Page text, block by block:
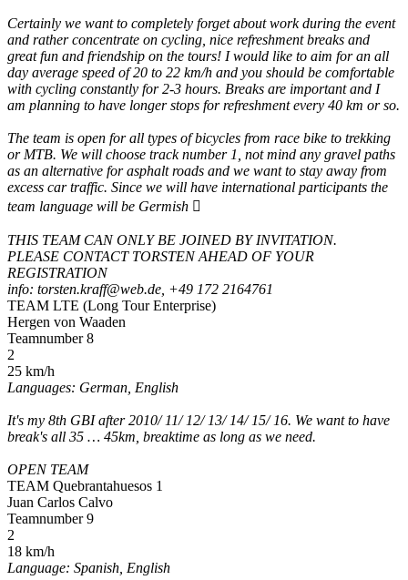
Certainly we want to completely forget about work during the event
and rather concentrate on cycling, nice refreshment breaks and
great fun and friendship on the tours! I would like to aim for an all
day average speed of 20 to 22 km/h and you should be comfortable
with cycling constantly for 2-3 hours. Breaks are important and I
am planning to have longer stops for refreshment every 40 km or so.
The team is open for all types of bicycles from race bike to trekking
or MTB. We will choose track number 1, not mind any gravel paths
as an alternative for asphalt roads and we want to stay away from
excess car traffic. Since we will have international participants the
team language will be Germish 
THIS TEAM CAN ONLY BE JOINED BY INVITATION.
PLEASE CONTACT TORSTEN AHEAD OF YOUR
REGISTRATION
info: torsten.kraff@web.de, +49 172 2164761
TEAM LTE (Long Tour Enterprise)
Hergen von Waaden
Teamnumber 8
2
25 km/h
Languages: German, English
It's my 8th GBI after 2010/ 11/ 12/ 13/ 14/ 15/ 16. We want to have
break's all 35 … 45km, breaktime as long as we need.
OPEN TEAM
TEAM Quebrantahuesos 1
Juan Carlos Calvo
Teamnumber 9
2
18 km/h
Language: Spanish, English